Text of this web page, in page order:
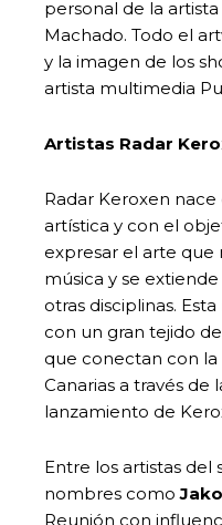
personal de la
Machado. Todo el
y la imagen de los
artista multimedia
Artistas Radar
Radar Keroxen
artística y con el
expresar el arte que
música y se
otras disciplinas.
con un gran tejido
que conectan con la
Canarias a través de
lanzamiento de
Entre los artistas
nombres como
Reunión con